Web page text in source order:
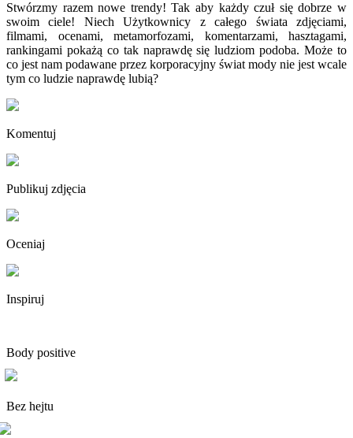
Stwórzmy razem nowe trendy! Tak aby każdy czuł się dobrze w
swoim ciele! Niech Użytkownicy z całego świata zdjęciami,
filmami, ocenami, metamorfozami, komentarzami, hasztagami,
rankingami pokażą co tak naprawdę się ludziom podoba. Może to
co jest nam podawane przez korporacyjny świat mody nie jest wcale
tym co ludzie naprawdę lubią?
Komentuj
Publikuj zdjęcia
Oceniaj
Inspiruj
Body positive
Bez hejtu